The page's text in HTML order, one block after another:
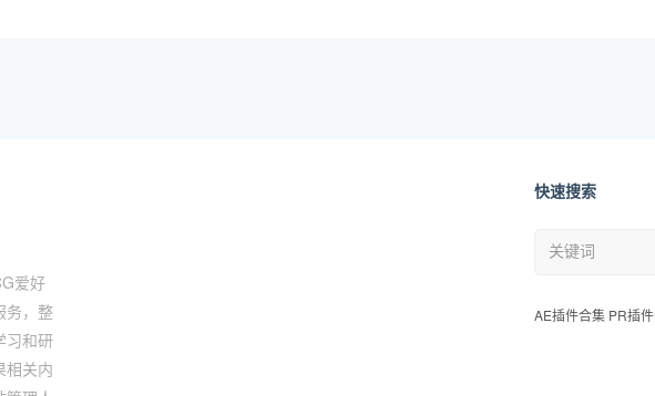
爱好
务，整
习和研
相关内
快速搜索
AE插件合集 PR插